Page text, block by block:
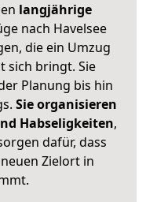
langjährige
nach Havelsee
die ein Umzug
sich bringt. Sie
Planung bis hin
Sie organisieren
Habseligkeiten,
dafür, dass
Zielort in